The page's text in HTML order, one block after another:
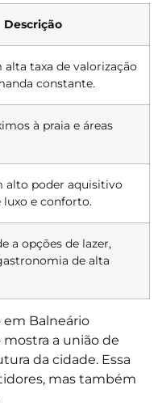
Descrição
alta taxa de valorização
constante.
à praia e áreas
alto poder aquisitivo
luxo e conforto.
a opções de lazer,
de alta
Balneário
a união de
da cidade. Essa
mas também